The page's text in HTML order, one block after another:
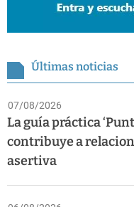
Últimas noticias
07/08/2026
La guía práctica
contribuye a
asertiva